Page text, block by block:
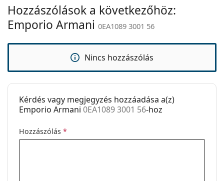
Állítható
orrpárna:
Nem
Kiegészítők
Igen
Tisztítókendő:
Igen
Egyéb
Nem:
Férfi
Kategória:
Márka:
Hozzászólások a következőhöz:
Emporio Armani 0EA1089 3001 56
Nincs hozzászólás
Kérdés vagy megjegyzés hozzáadása a(z)
Emporio Armani 0EA1089 3001 56-hoz
Hozzászólás *